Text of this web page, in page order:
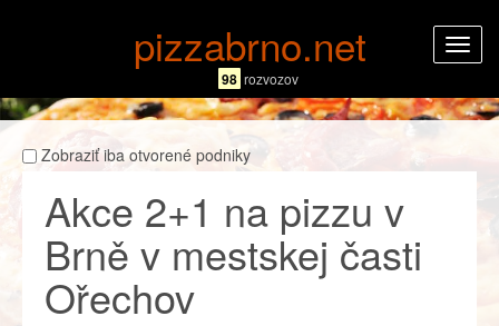
pizzabrno.net
98 rozvozov
Zobraziť iba otvorené podniky
Akce 2+1 na pizzu v
Brně v mestskej časti
Ořechov